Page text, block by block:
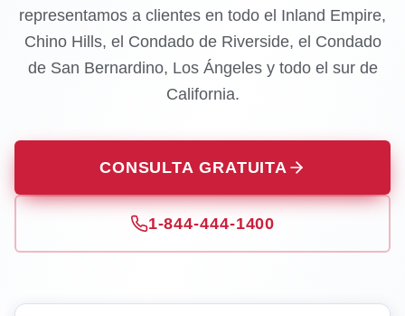
representamos a clientes en todo el Inland Empire,
Chino Hills, el Condado de Riverside, el Condado
de San Bernardino, Los Ángeles y todo el sur de
California.
CONSULTA GRATUITA
1-844-444-1400